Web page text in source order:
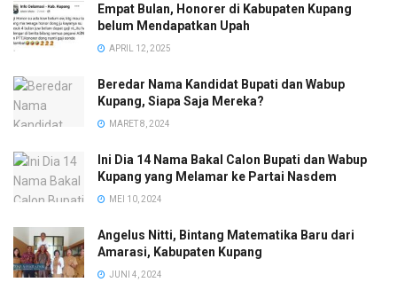
Empat Bulan, Honorer di Kabupaten Kupang
belum Mendapatkan Upah
APRIL 12, 2025
Beredar Nama Kandidat Bupati dan Wabup
Kupang, Siapa Saja Mereka?
MARET 8, 2024
Ini Dia 14 Nama Bakal Calon Bupati dan Wabup
Kupang yang Melamar ke Partai Nasdem
MEI 10, 2024
Angelus Nitti, Bintang Matematika Baru dari
Amarasi, Kabupaten Kupang
JUNI 4, 2024